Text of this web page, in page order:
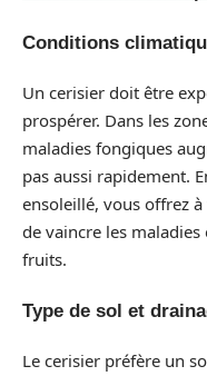
Conditions
Un cerisier doit être
prospérer. Dans les
maladies fongiques
pas aussi rapidement.
ensoleillé, vous offrez
de vaincre les
fruits.
Type de sol et
Le cerisier préfère un